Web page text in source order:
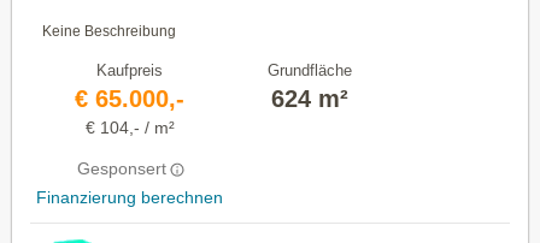
Keine Beschreibung
Kaufpreis
€ 65.000,-
€ 104,- / m²
Gesponsert
Finanzierung berechnen
Grundfläche
624 m²